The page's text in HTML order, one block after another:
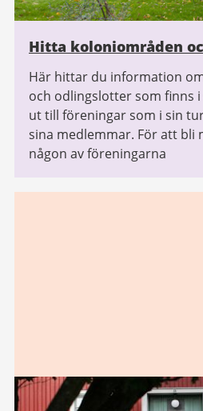
Hitta koloniområden
Här hittar du information
och odlingslotter som finns
ut till föreningar som i sin
sina medlemmar. För att bli
någon av föreningarna